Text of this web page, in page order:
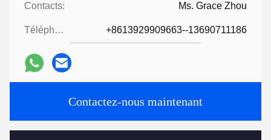
Contacts: Ms. Grace Zhou
Téléphone: +8613929909663--13690711186
Contactez-nous maintenant